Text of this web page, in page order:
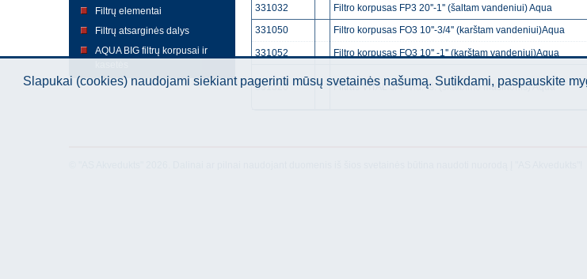
Filtrų elementai
Filtrų atsarginės dalys
AQUA BIG filtrų korpusai ir
331032 Filtro korpusas FP3 20''-1'' (šaltam vandeniui) Aqua
331050
Filtro korpusas FO3 10''-3/4'' (karštam vandeniui)Aqua
331052 Filtro korpusas FO3 10'' -1'' (karštam vandeniui)Aqua
331320 Filtras VITAL 3/4'' vid.-iš. (skalbimo mašinoms) Aqua
Slapukai (cookies) naudojami siekiant pagerinti mūsų svetainės našumą. Sutikdami, paspauskite